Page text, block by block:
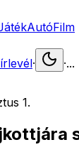
AutóFilm
· ·...
1.